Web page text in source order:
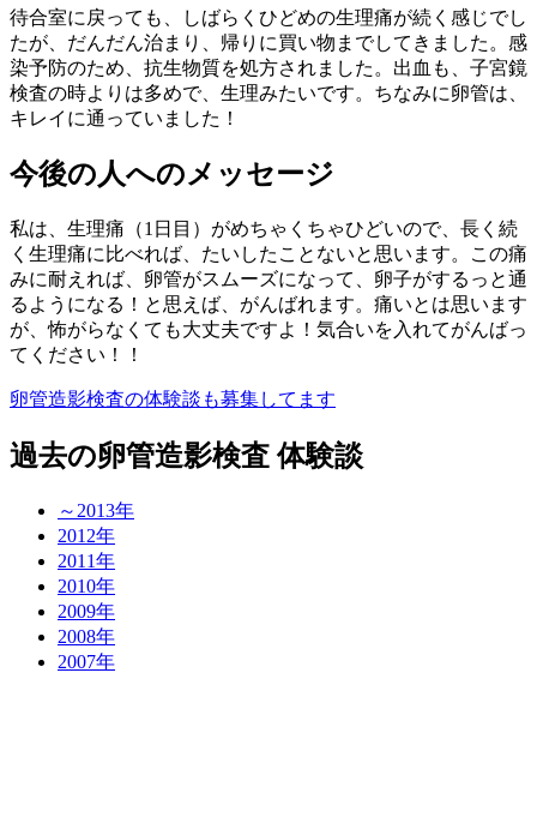
待合室に戻っても、しばらくひどめの生理痛が続く感じでし
たが、だんだん治まり、帰りに買い物までしてきました。感
染予防のため、抗生物質を処方されました。出血も、子宮鏡
検査の時よりは多めで、生理みたいです。ちなみに卵管は、
キレイに通っていました！
今後の人へのメッセージ
私は、生理痛（1日目）がめちゃくちゃひどいので、長く続
く生理痛に比べれば、たいしたことないと思います。この痛
みに耐えれば、卵管がスムーズになって、卵子がするっと通
るようになる！と思えば、がんばれます。痛いとは思います
が、怖がらなくても大丈夫ですよ！気合いを入れてがんばっ
てください！！
卵管造影検査の体験談も募集してます
過去の卵管造影検査 体験談
～2013年
2012年
2011年
2010年
2009年
2008年
2007年